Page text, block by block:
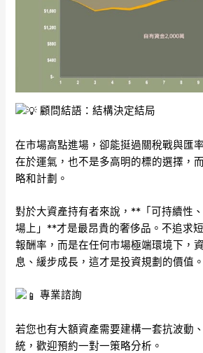
顧問結語：結構決定結局
在市場高點進場，卻能挺過關稅戰與匯
在於運氣，也不是多高明的標的選擇，
略和計劃。
對於大資產持有者來說，**「可持續性
場上」**才是最昂貴的奢侈品。不追求
報酬率，而是在任何市場極端環境下，
息、緩步成長，這才是投資規劃的價值。
專業諮詢
若您也有大額資產需要建構一套抗波動
統，歡迎預約一對一策略分析。